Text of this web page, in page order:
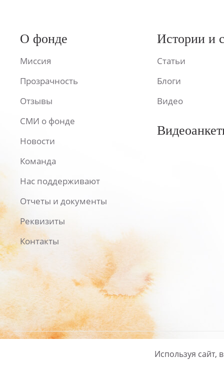
О фонде
Миссия
Прозрачность
Отзывы
СМИ о фонде
Новости
Команда
Нас поддерживают
Отчеты и документы
Реквизиты
Контакты
Истории и
Статьи
Блоги
Видео
Политика
Используя сайт,